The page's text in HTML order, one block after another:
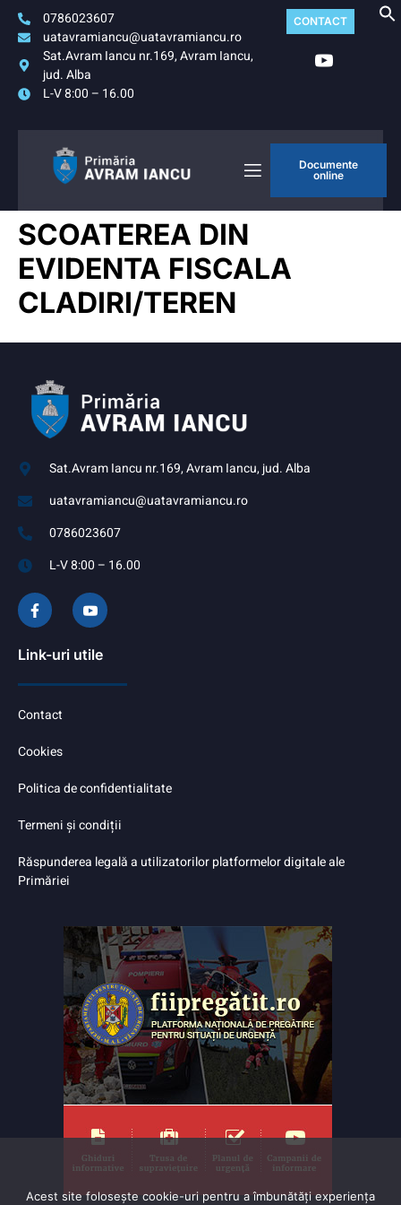
0786023607
uatavramiancu@uatavramiancu.ro
Sat.Avram Iancu nr.169, Avram Iancu,
jud. Alba
L-V 8:00 – 16.00
CONTACT
Documente
online
SCOATEREA DIN
EVIDENTA FISCALA
CLADIRI/TEREN
Sat.Avram Iancu nr.169, Avram Iancu, jud. Alba
uatavramiancu@uatavramiancu.ro
0786023607
L-V 8:00 – 16.00
Link-uri utile
Contact
Cookies
Politica de confidentialitate
Termeni și condiții
Răspunderea legală a utilizatorilor platformelor digitale ale
Primăriei
Acest site folosește cookie-uri pentru a îmbunătăți experiența